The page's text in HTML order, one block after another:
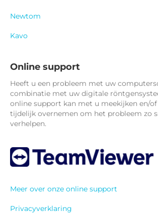
Newtom
Kavo
Online support
Heeft u een probleem met uw
combinatie met uw digitale
online support kan met u meekijken en/
tijdelijk overnemen om het probleem zo
verhelpen.
Meer over onze online support
Privacyverklaring